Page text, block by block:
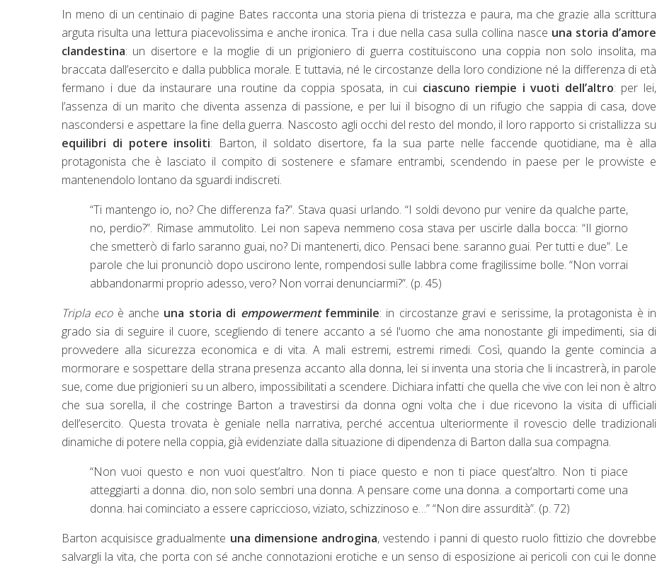
In meno di un centinaio di pagine Bates racconta una storia piena di tristezza e paura, ma che grazie alla scrittura
arguta risulta una lettura piacevolissima e anche ironica. Tra i due nella casa sulla collina nasce una storia d’amore
clandestina: un disertore e la moglie di un prigioniero di guerra costituiscono una coppia non solo insolita, ma
braccata dall’esercito e dalla pubblica morale. E tuttavia, né le circostanze della loro condizione né la differenza di età
fermano i due da instaurare una routine da coppia sposata, in cui ciascuno riempie i vuoti dell’altro: per lei,
l’assenza di un marito che diventa assenza di passione, e per lui il bisogno di un rifugio che sappia di casa, dove
nascondersi e aspettare la fine della guerra. Nascosto agli occhi del resto del mondo, il loro rapporto si cristallizza su
equilibri di potere insoliti: Barton, il soldato disertore, fa la sua parte nelle faccende quotidiane, ma è alla
protagonista che è lasciato il compito di sostenere e sfamare entrambi, scendendo in paese per le provviste e
mantenendolo lontano da sguardi indiscreti.
“Ti mantengo io, no? Che differenza fa?”. Stava quasi urlando. “I soldi devono pur venire da qualche parte,
no, perdio?”. Rimase ammutolito. Lei non sapeva nemmeno cosa stava per uscirle dalla bocca: “Il giorno
che smetterò di farlo saranno guai, no? Di mantenerti, dico. Pensaci bene. saranno guai. Per tutti e due”. Le
parole che lui pronunciò dopo uscirono lente, rompendosi sulle labbra come fragilissime bolle. “Non vorrai
abbandonarmi proprio adesso, vero? Non vorrai denunciarmi?”. (p. 45)
Tripla eco è anche una storia di empowerment femminile: in circostanze gravi e serissime, la protagonista è in
grado sia di seguire il cuore, scegliendo di tenere accanto a sé l'uomo che ama nonostante gli impedimenti, sia di
provvedere alla sicurezza economica e di vita. A mali estremi, estremi rimedi. Così, quando la gente comincia a
mormorare e sospettare della strana presenza accanto alla donna, lei si inventa una storia che li incastrerà, in parole
sue, come due prigionieri su un albero, impossibilitati a scendere. Dichiara infatti che quella che vive con lei non è altro
che sua sorella, il che costringe Barton a travestirsi da donna ogni volta che i due ricevono la visita di ufficiali
dell’esercito. Questa trovata è geniale nella narrativa, perché accentua ulteriormente il rovescio delle tradizionali
dinamiche di potere nella coppia, già evidenziate dalla situazione di dipendenza di Barton dalla sua compagna.
“Non vuoi questo e non vuoi quest’altro. Non ti piace questo e non ti piace quest’altro. Non ti piace
atteggiarti a donna. dio, non solo sembri una donna. A pensare come una donna. a comportarti come una
donna. hai cominciato a essere capriccioso, viziato, schizzinoso e…” “Non dire assurdità”. (p. 72)
Barton acquisisce gradualmente una dimensione androgina, vestendo i panni di questo ruolo fittizio che dovrebbe
salvargli la vita, che porta con sé anche connotazioni erotiche e un senso di esposizione ai pericoli con cui le donne